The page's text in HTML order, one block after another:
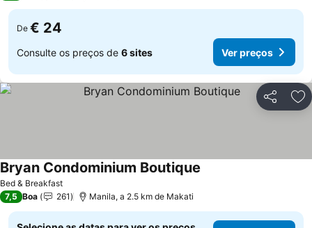
De € 24
Consulte os preços de 6 sites Ver preços
Partilhar
Bed & Breakfast
Bryan Condominium Boutique
7,5 Boa 261 Manila, a 2.5 km de Makati